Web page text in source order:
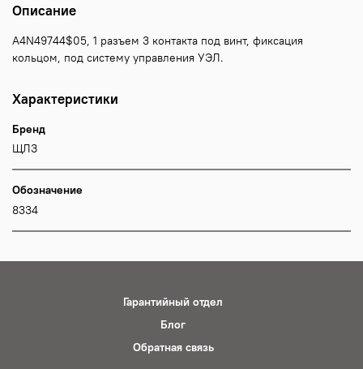
Описание
А4N49744$05, 1 разъем 3 контакта под винт, фиксация
кольцом, под систему управления УЭЛ.
Характеристики
Бренд
ЩЛЗ
Обозначение
8334
Гарантийный отдел
Блог
Обратная связь